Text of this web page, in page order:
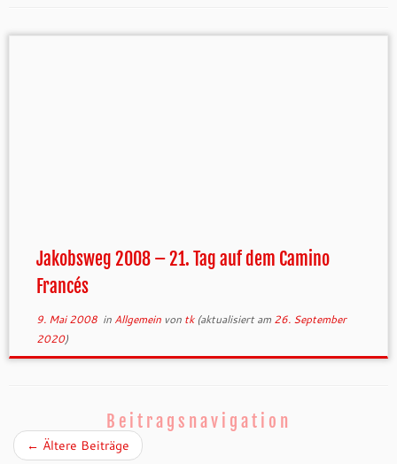
Jakobsweg 2008 – 21. Tag auf dem Camino
Francés
9. Mai 2008in Allgemein von tk(aktualisiert am 26. September
2020)
Beitragsnavigation
← Ältere Beiträge